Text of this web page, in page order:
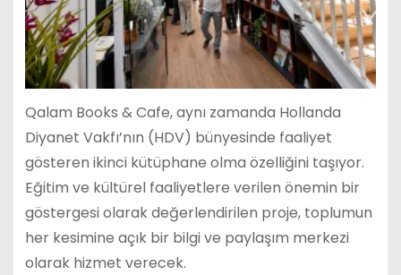
Qalam Books & Cafe, aynı zamanda Hollanda
Diyanet Vakfı’nın (HDV) bünyesinde faaliyet
gösteren ikinci kütüphane olma özelliğini taşıyor.
Eğitim ve kültürel faaliyetlere verilen önemin bir
göstergesi olarak değerlendirilen proje, toplumun
her kesimine açık bir bilgi ve paylaşım merkezi
olarak hizmet verecek.